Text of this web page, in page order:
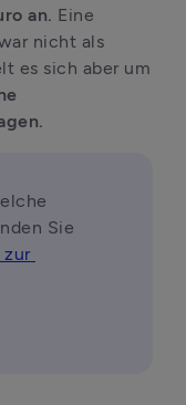
an. Eine
nicht als
es sich aber um
Sie
zur